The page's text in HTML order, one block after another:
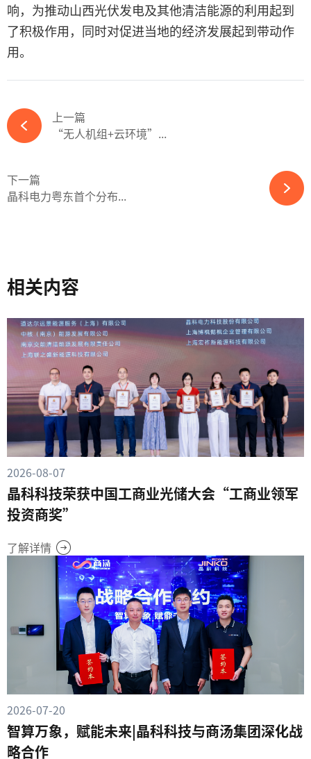
响，为推动山西光伏发电及其他清洁能源的利用起到
了积极作用，同时对促进当地的经济发展起到带动作
用。
上一篇
“无人机组+云环境”...
下一篇
晶科电力粤东首个分布...
相关内容
2026-08-07
晶科科技荣获中国工商业光储大会“工商业领军
投资商奖”
了解详情
2026-07-20
智算万象，赋能未来|晶科科技与商汤集团深化战
略合作